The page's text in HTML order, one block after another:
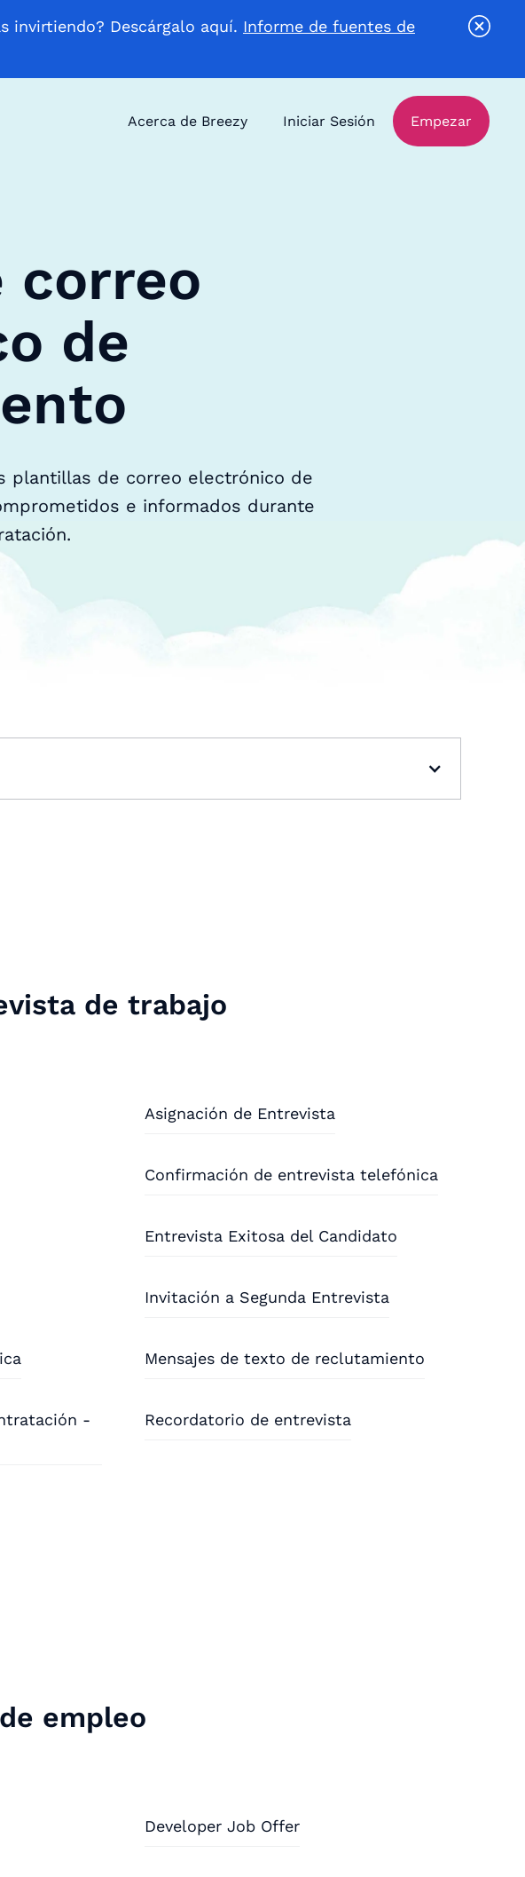
invirtiendo? Descárgalo aquí. Informe de fuentes de
Acerca de Breezy Iniciar Sesión Empezar
correo
de
plantillas de correo electrónico de
e informados durante
de trabajo
Asignación de Entrevista
Confirmación de entrevista telefónica
Entrevista Exitosa del Candidato
Invitación a Segunda Entrevista
Mensajes de texto de reclutamiento
-
Recordatorio de entrevista
empleo
Developer Job Offer